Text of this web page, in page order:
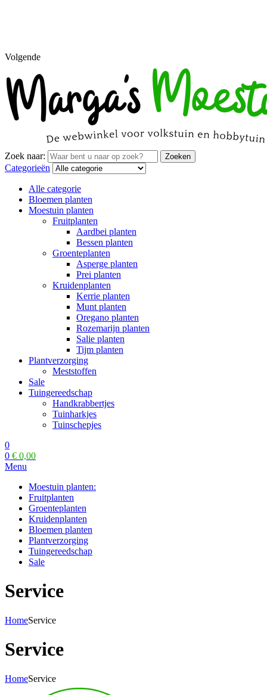
Volgende
Zoek naar: Zoeken
Categorieën
Alle categorie
Bloemen planten
Moestuin planten
Fruitplanten
Aardbei planten
Bessen planten
Groenteplanten
Asperge planten
Prei planten
Kruidenplanten
Kerrie planten
Munt planten
Oregano planten
Rozemarijn planten
Salie planten
Tijm planten
Plantverzorging
Meststoffen
Sale
Tuingereedschap
Handkrabbertjes
Tuinharkjes
Tuinschepjes
0
0 € 0,00
Menu
Moestuin planten:
Fruitplanten
Groenteplanten
Kruidenplanten
Bloemen planten
Plantverzorging
Tuingereedschap
Sale
Service
HomeService
Service
HomeService